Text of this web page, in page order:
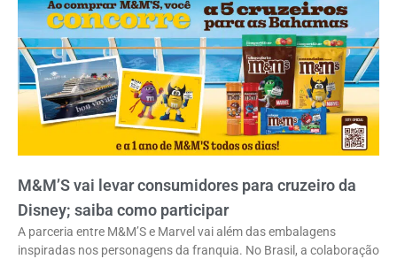
M&M’S vai levar consumidores para cruzeiro da
Disney; saiba como participar
A parceria entre M&M’S e Marvel vai além das embalagens
inspiradas nos personagens da franquia. No Brasil, a colaboração